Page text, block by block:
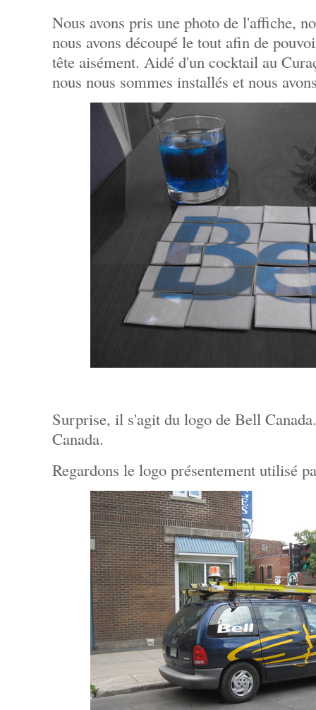
Nous avons pris une photo de l'affiche,
nous avons découpé le tout afin de
tête aisément. Aidé d'un cocktail au
nous nous sommes installés et nous
Surprise, il s'agit du logo de Bell
Canada.
Regardons le logo présentement utilisé